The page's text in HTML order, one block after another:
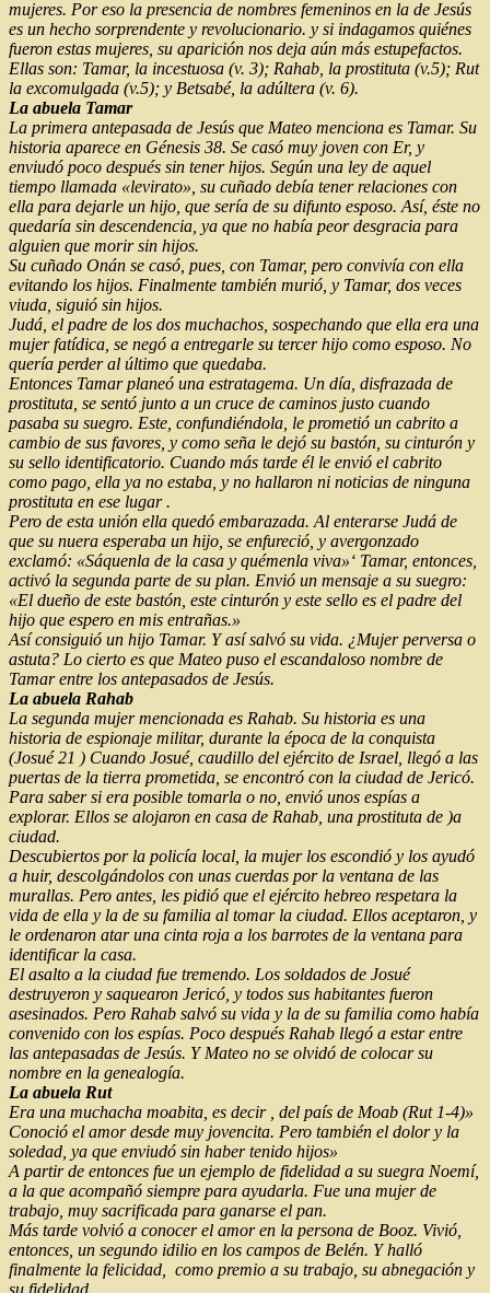
mujeres. Por eso la presencia de nombres femeninos en la de Jesús
es un hecho sorprendente y revolucionario. y si indagamos quiénes
fueron estas mujeres, su aparición nos deja aún más estupefactos.
Ellas son: Tamar, la incestuosa (v. 3); Rahab, la prostituta (v.5); Rut
la excomulgada (v.5); y Betsabé, la adúltera (v. 6).
La abuela Tamar
La primera antepasada de Jesús que Mateo menciona es Tamar. Su
historia aparece en Génesis 38. Se casó muy joven con Er, y
enviudó poco después sin tener hijos. Según una ley de aquel
tiempo llamada «levirato», su cuñado debía tener relaciones con
ella para dejarle un hijo, que sería de su difunto esposo. Así, éste no
quedaría sin descendencia, ya que no había peor desgracia para
alguien que morir sin hijos.
Su cuñado Onán se casó, pues, con Tamar, pero convivía con ella
evitando los hijos. Finalmente también murió, y Tamar, dos veces
viuda, siguió sin hijos.
Judá, el padre de los dos muchachos, sospechando que ella era una
mujer fatídica, se negó a entregarle su tercer hijo como esposo. No
quería perder al último que quedaba.
Entonces Tamar planeó una estratagema. Un día, disfrazada de
prostituta, se sentó junto a un cruce de caminos justo cuando
pasaba su suegro. Este, confundiéndola, le prometió un cabrito a
cambio de sus favores, y como seña le dejó su bastón, su cinturón y
su sello identificatorio. Cuando más tarde él le envió el cabrito
como pago, ella ya no estaba, y no hallaron ni noticias de ninguna
prostituta en ese lugar .
Pero de esta unión ella quedó embarazada. Al enterarse Judá de
que su nuera esperaba un hijo, se enfureció, y avergonzado
exclamó: «Sáquenla de la casa y quémenla viva»‘ Tamar, entonces,
activó la segunda parte de su plan. Envió un mensaje a su suegro:
«El dueño de este bastón, este cinturón y este sello es el padre del
hijo que espero en mis entrañas.»
Así consiguió un hijo Tamar. Y así salvó su vida. ¿Mujer perversa o
astuta? Lo cierto es que Mateo puso el escandaloso nombre de
Tamar entre los antepasados de Jesús.
La abuela Rahab
La segunda mujer mencionada es Rahab. Su historia es una
historia de espionaje militar, durante la época de la conquista
(Josué 21 ) Cuando Josué, caudillo del ejército de Israel, llegó a las
puertas de la tierra prometida, se encontró con la ciudad de Jericó.
Para saber si era posible tomarla o no, envió unos espías a
explorar. Ellos se alojaron en casa de Rahab, una prostituta de )a
ciudad.
Descubiertos por la policía local, la mujer los escondió y los ayudó
a huir, descolgándolos con unas cuerdas por la ventana de las
murallas. Pero antes, les pidió que el ejército hebreo respetara la
vida de ella y la de su familia al tomar la ciudad. Ellos aceptaron, y
le ordenaron atar una cinta roja a los barrotes de la ventana para
identificar la casa.
El asalto a la ciudad fue tremendo. Los soldados de Josué
destruyeron y saquearon Jericó, y todos sus habitantes fueron
asesinados. Pero Rahab salvó su vida y la de su familia como había
convenido con los espías. Poco después Rahab llegó a estar entre
las antepasadas de Jesús. Y Mateo no se olvidó de colocar su
nombre en la genealogía.
La abuela Rut
Era una muchacha moabita, es decir , del país de Moab (Rut 1-4)»
Conoció el amor desde muy jovencita. Pero también el dolor y la
soledad, ya que enviudó sin haber tenido hijos»
A partir de entonces fue un ejemplo de fidelidad a su suegra Noemí,
a la que acompañó siempre para ayudarla. Fue una mujer de
trabajo, muy sacrificada para ganarse el pan.
Más tarde volvió a conocer el amor en la persona de Booz. Vivió,
entonces, un segundo idilio en los campos de Belén. Y halló
finalmente la felicidad, como premio a su trabajo, su abnegación y
su fidelidad.